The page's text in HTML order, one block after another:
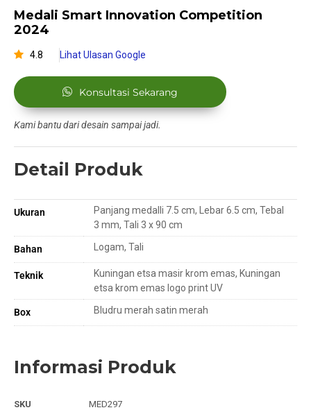
Medali Smart Innovation Competition
2024
4.8 Lihat Ulasan Google
Konsultasi Sekarang
Kami bantu dari desain sampai jadi.
Detail Produk
Ukuran
Panjang medalli 7.5 cm, Lebar 6.5 cm, Tebal
3 mm, Tali 3 x 90 cm
Bahan Logam, Tali
Teknik
Kuningan etsa masir krom emas, Kuningan
etsa krom emas logo print UV
Box Bludru merah satin merah
Informasi Produk
SKU MED297